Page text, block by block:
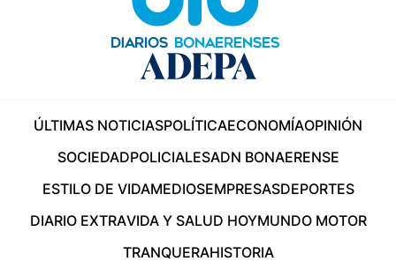
ÚLTIMAS NOTICIASPOLÍTICAECONOMÍAOPINIÓN
SOCIEDADPOLICIALESADN BONAERENSE
ESTILO DE VIDAMEDIOSEMPRESASDEPORTES
DIARIO EXTRAVIDA Y SALUD HOYMUNDO MOTOR
TRANQUERAHISTORIA